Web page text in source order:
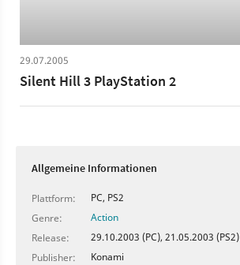
29.07.2005
Silent Hill 3 PlayStation 2
Allgemeine Informationen
Plattform:
PC, PS2
Genre:
Action
Release:
29.10.2003 (PC), 21.05.2003 (PS2)
Publisher:
Konami